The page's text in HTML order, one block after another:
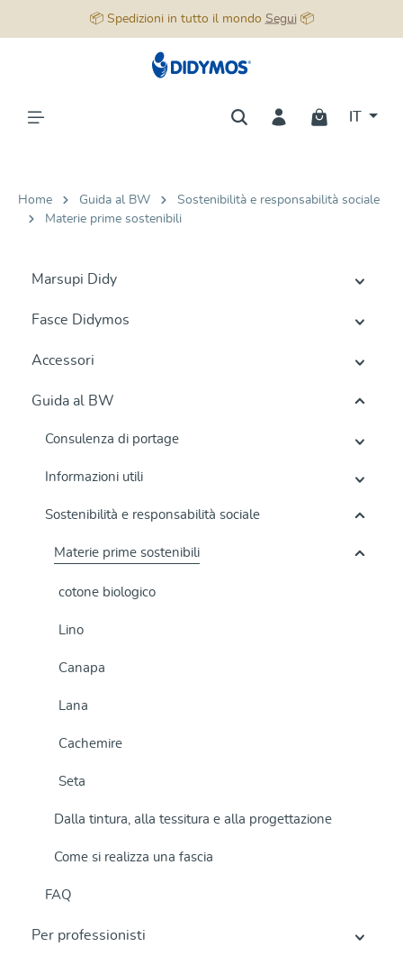
📦 Spedizioni in tutto il mondo Segui📦
Home Guida al BW
Sostenibilità e responsabilità sociale
Materie prime sostenibili
Marsupi Didy
Fasce Didymos
Accessori
Guida al BW
Consulenza di portage
Informazioni utili
Sostenibilità e responsabilità sociale
Materie prime sostenibili
cotone biologico
Lino
Canapa
Lana
Cachemire
Seta
Dalla tintura, alla tessitura e alla progettazione
Come si realizza una fascia
FAQ
Per professionisti